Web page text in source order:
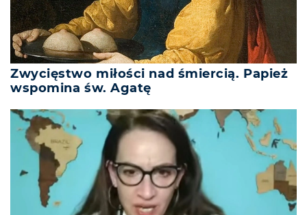
Zwycięstwo miłości nad śmiercią. Papież
wspomina św. Agatę